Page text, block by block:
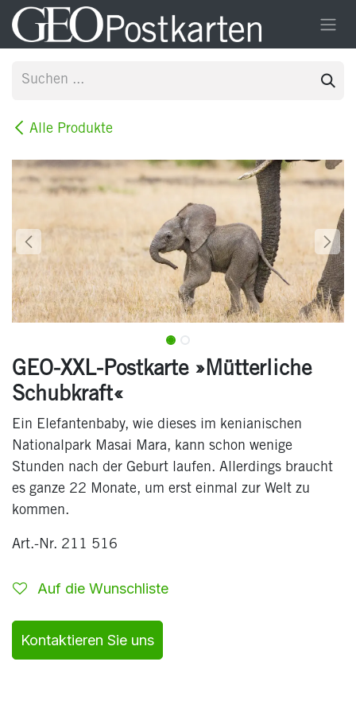
Zum Inhalt springen
Alle Produkte
GEO-XXL-Postkarte »Mütterliche
Schubkraft«
Ein Elefantenbaby, wie dieses im kenianischen
Nationalpark Masai Mara, kann schon wenige
Stunden nach der Geburt laufen. Allerdings braucht
es ganze 22 Monate, um erst einmal zur Welt zu
kommen.
Art.-Nr. 211 516
Auf die Wunschliste
Kontaktieren Sie uns